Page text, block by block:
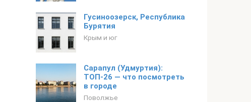
Гусиноозерск, Республика
Бурятия
Крым и юг
Сарапул (Удмуртия):
ТОП-26 — что посмотреть
в городе
Поволжье